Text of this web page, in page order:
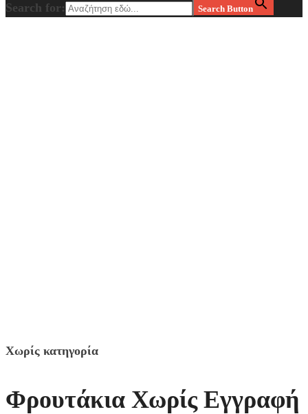
Search for: Search Button
Χωρίς κατηγορία
Φρουτάκια Χωρίς Εγγραφή